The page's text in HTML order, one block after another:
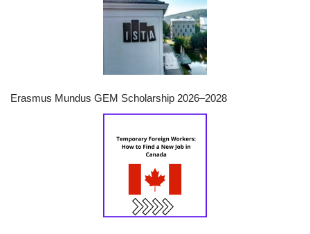
Erasmus Mundus GEM Scholarship 2026–2028